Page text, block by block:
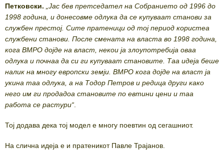
Петковски.
„Јас бев претседател на Собранието од 1996 до
1998 година, и донесовме одлука да се купуваат станови за
службен престој. Сите пратеници од тој период користеа
службени станови. После смената на власта во 1998 година,
кога ВМРО дојде на власт, некои ја злоупотребија оваа
одлука и почнаа да си ги купуваат становите. Таа идеја беше
налик на многу европски земји. ВМРО кога дојде на власт ја
укина таа одлука, а на Тодор Петров и редица други како
него им ги продадоа становите по евтини цени и таа
работа се растури“
Тој додава дека тој модел е многу поевтин од сегашниот.
На слична идеја е и пратеникот Павле Трајанов.